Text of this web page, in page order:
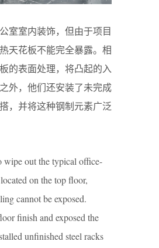
室室内装饰，但由于项目
天花板不能完全暴露。相
的表面处理，将凸起的入
外，他们还安装了未完成
，并将这种钢制元素广泛
wipe out the typical office-
on the top floor,
cannot be exposed.
finish and exposed the
unfinished steel racks